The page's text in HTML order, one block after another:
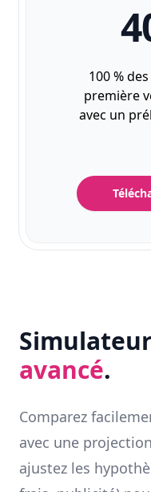
100 %
première
avec un
avancé.
Comparez
avec une
ajustez les